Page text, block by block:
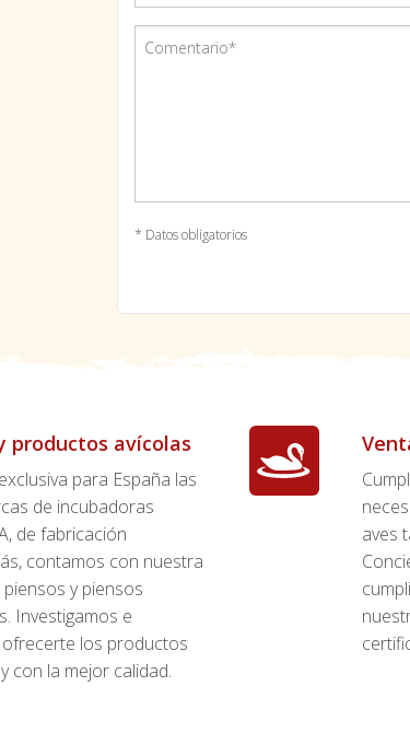
* Datos obligatorios
productos avícolas
para España las
de incubadoras
de fabricación
contamos con nuestra
y piensos
Investigamos e
los productos
con la mejor calidad.
aves